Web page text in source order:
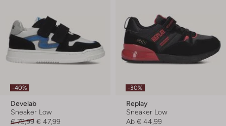
-40%
Develab
Sneaker Low
€ 79,99 € 47,99
-30%
Replay
Sneaker Low
Ab € 44,99